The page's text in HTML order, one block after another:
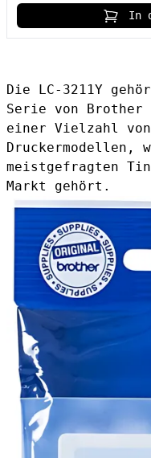
In
Die LC-3211Y
Serie von
einer Vielzahl von
Druckermodellen,
meistgefragten
Markt gehört.